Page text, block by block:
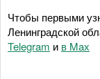
Чтобы первыми
Ленинградской
Telegram и в Maх